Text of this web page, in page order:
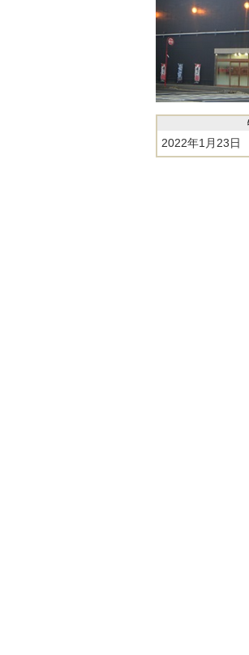
2022年1月23